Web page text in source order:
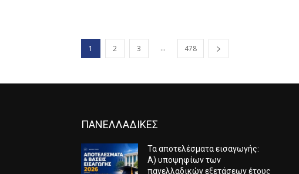
1 2 3 ... 478
ΠΑΝΕΛΛΑΔΙΚΕΣ
Τα αποτελέσματα εισαγωγής:
Α) υποψηφίων των
πανελλαδικών εξετάσεων έτους